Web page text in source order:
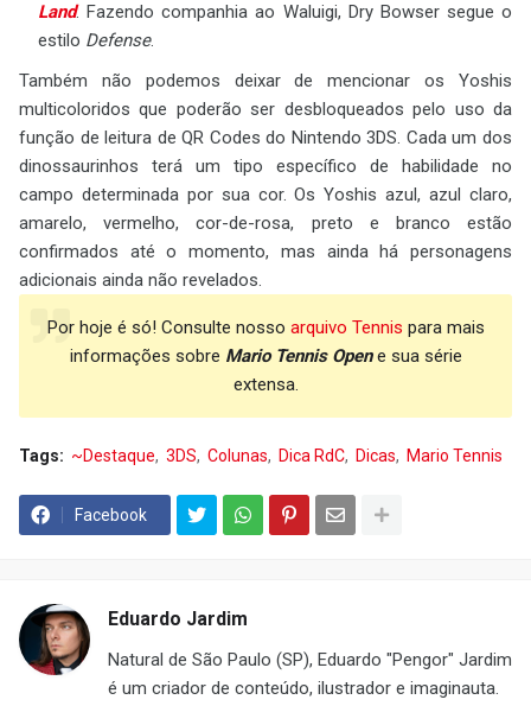
Land. Fazendo companhia ao Waluigi, Dry Bowser segue o
estilo Defense.
Também não podemos deixar de mencionar os Yoshis
multicoloridos que poderão ser desbloqueados pelo uso da
função de leitura de QR Codes do Nintendo 3DS. Cada um dos
dinossaurinhos terá um tipo específico de habilidade no
campo determinada por sua cor. Os Yoshis azul, azul claro,
amarelo, vermelho, cor-de-rosa, preto e branco estão
confirmados até o momento, mas ainda há personagens
adicionais ainda não revelados.
Por hoje é só! Consulte nosso arquivo Tennis para mais
informações sobre Mario Tennis Opene sua série
extensa.
Tags: ~Destaque 3DS Colunas Dica RdC Dicas Mario Tennis
Facebook
Eduardo Jardim
Natural de São Paulo (SP), Eduardo "Pengor" Jardim
é um criador de conteúdo, ilustrador e imaginauta.